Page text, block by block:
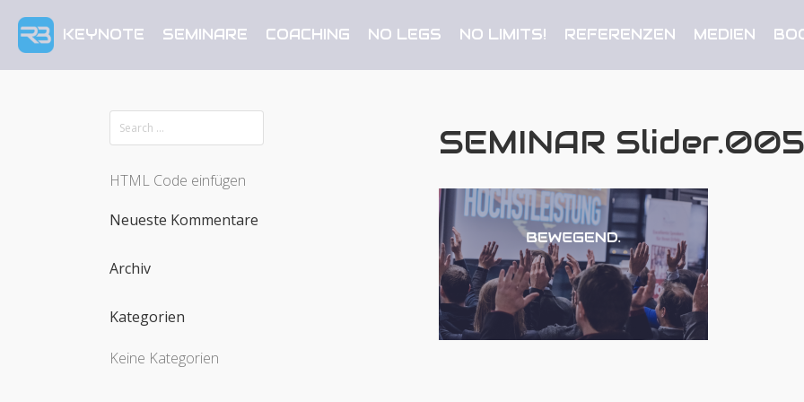
KEYNOTE SEMINARE COACHING NO LEGS NO LIMITS! REFERENZEN MEDIEN
SEMINAR Slider.005
HTML Code einfügen
Neueste Kommentare
Archiv
Kategorien
Keine Kategorien